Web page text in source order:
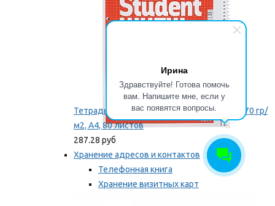
Ирина
Здравствуйте! Готова помочь
вам. Напишите мне, если у
вас появятся вопросы.
Тетрадь для левши Brunnen, на пружине, 70 гр/
м2, А4, 80 листов
287.28 руб
Хранение адресов и контактов
Телефонная книга
Хранение визитных карт